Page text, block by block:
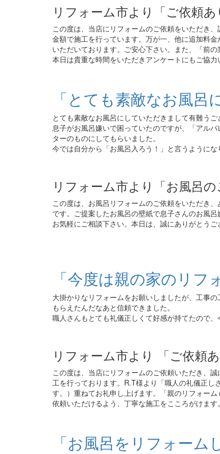
リフォーム市より「ご依頼
この度は、当店にリフォームのご依頼をいただき
金額で施工を行っています。万が一、他に追加料
いただいております。ご安心下さい。また、「前
本日は貴重な時間をいただきアンケートにもご協
「とても素敵なお風呂
とても素敵なお風呂にしていただきまして有難うご
息子がお風呂嫌いで困っていたのですが、「アル
ターのものにしてもらいました。
今では自分から「お風呂入ろう！」と言うように
リフォーム市より「お風呂
この度は、お風呂リフォームのご依頼をいただき
です。ご提案したお風呂の壁紙で息子さんのお風
お気軽にご相談下さい。本日は、誠にありがとう
「今度は親の家のリフ
大掛かりなリフォームをお願いしましたが、工事
もらえたんだなあと信頼できました。
職人さんもとても礼儀正しくて好感が持てたので
リフォーム市より 「ご依頼
この度は、当店にリフォームのご依頼いただき、
工を行っております。R.T様より「職人の礼儀正し
す。）重ねてお礼申し上げます。「親のリフォー
依頼いただけるよう、丁寧な施工をこころがけま
「お風呂をリフォーム